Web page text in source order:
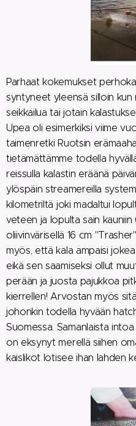
Parhaat kokemukset
syntyneet yleensä silloin kun
seikkailua tai jotain
Upea oli esimerkiksi viime
taimenretki Ruotsin
tietämättämme todella
reissulla kalastin eräänä
ylöspäin streamereilla
kilometriltä joki madaltui
veteen ja lopulta sain
oliivinvärisellä 16 cm
myös, että kala ampaisi
eikä sen saamiseksi ollut
perään ja juosta pajukkoa
kierrellen! Arvostan myös
johonkin todella hyvään
Suomessa. Samanlaista
on eksynyt merellä siihen
kaislikot lotisee ihan lahden